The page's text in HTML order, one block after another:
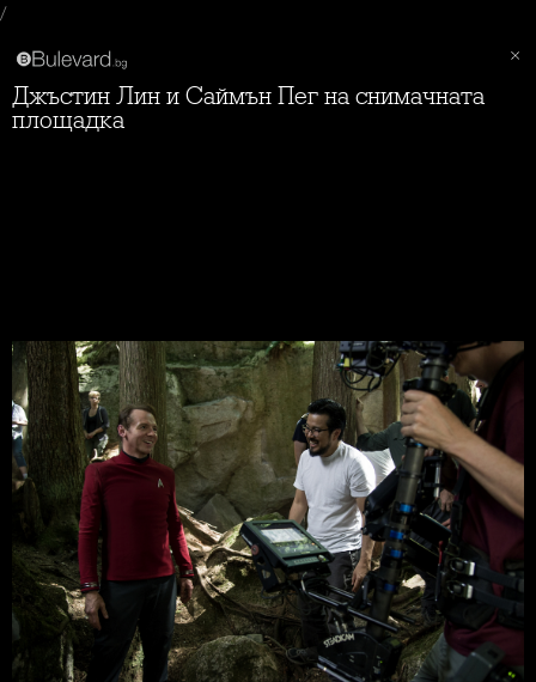
/
Джъстин Лин и Саймън Пег на снимачната
площадка